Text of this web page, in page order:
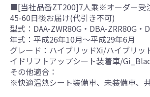
■[当社品番ZT200]7人乗※オーダー受
45-60日後お届け(代引き不可)
型式：DAA-ZWR80G・DBA-ZRR80G・
年式：平成26年10月～平成29年6月
グレード：ハイブリッドXi/ハイブリ
イドリフトアップシート装着車/
その他適合：
※快適温熱シート装備車、未装備車、共